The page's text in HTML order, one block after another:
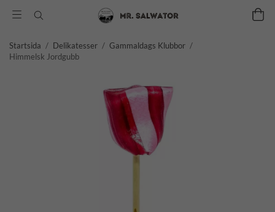
Startsida / Delikatesser / Gammaldags Klubbor /
Himmelsk Jordgubb